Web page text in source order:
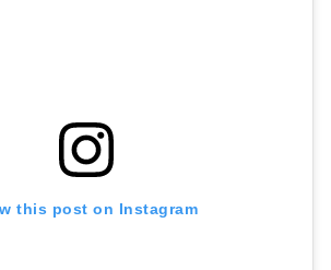
this post on Instagram